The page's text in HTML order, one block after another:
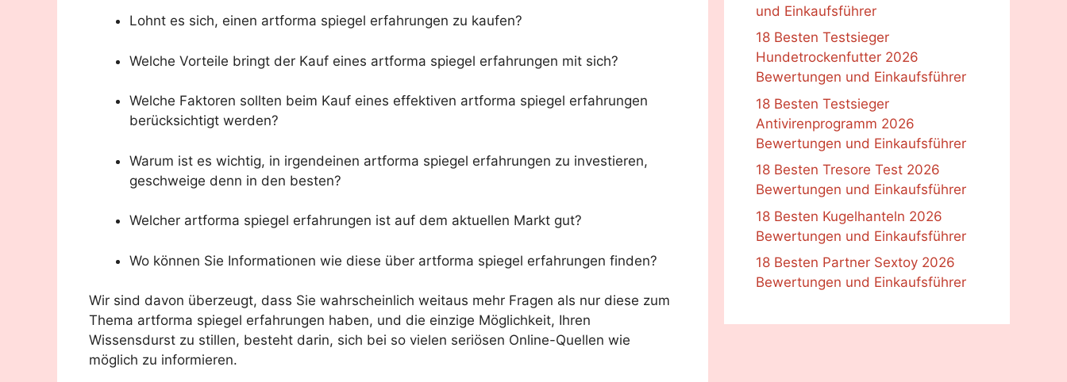
Lohnt es sich, einen artforma spiegel erfahrungen zu kaufen?
Welche Vorteile bringt der Kauf eines artforma spiegel erfahrungen mit sich?
Welche Faktoren sollten beim Kauf eines effektiven artforma spiegel erfahrungen
berücksichtigt werden?
Warum ist es wichtig, in irgendeinen artforma spiegel erfahrungen zu investieren,
geschweige denn in den besten?
Welcher artforma spiegel erfahrungen ist auf dem aktuellen Markt gut?
Wo können Sie Informationen wie diese über artforma spiegel erfahrungen finden?
Wir sind davon überzeugt, dass Sie wahrscheinlich weitaus mehr Fragen als nur diese zum
Thema artforma spiegel erfahrungen haben, und die einzige Möglichkeit, Ihren
Wissensdurst zu stillen, besteht darin, sich bei so vielen seriösen Online-Quellen wie
möglich zu informieren.
und Einkaufsführer
18 Besten Testsieger
Hundetrockenfutter 2026
Bewertungen und Einkaufsführer
18 Besten Testsieger
Antivirenprogramm 2026
Bewertungen und Einkaufsführer
18 Besten Tresore Test 2026
Bewertungen und Einkaufsführer
18 Besten Kugelhanteln 2026
Bewertungen und Einkaufsführer
18 Besten Partner Sextoy 2026
Bewertungen und Einkaufsführer